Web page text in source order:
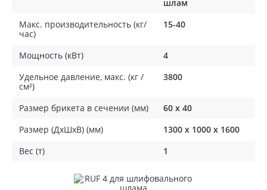
шлам
Макс. производительность (кг/
час)
15-40
Мощность (кВт)
4
Удельное давление, макс. (кг /
см²)
3800
Размер брикета в сечении (мм)
60 х 40
Размер (ДхШхВ) (мм)
1300 х 1000 х 1600
Вес (т)
1